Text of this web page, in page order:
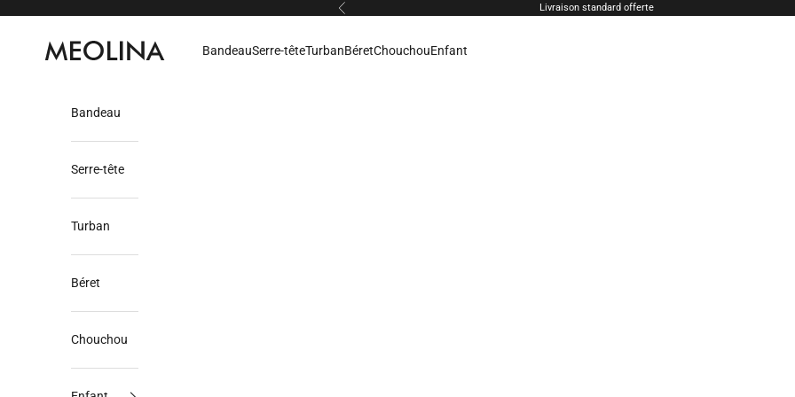
Précédent Livraison standard offerte
Meolina
BandeauSerre-têteTurbanBéretChouchouEnfant
Bandeau
Serre-tête
Turban
Béret
Chouchou